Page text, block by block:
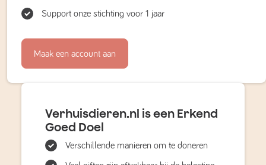
Support onze stichting voor 1 jaar
Maak een account aan
Verhuisdieren.nl is een Erkend
Goed Doel
Verschillende manieren om te doneren